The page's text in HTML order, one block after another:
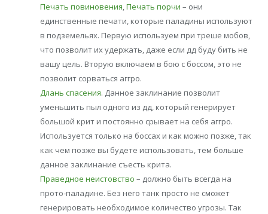
Печать повиновения Печать порчи – они
единственные печати, которые паладины используют
в подземельях. Первую используем при треше мобов,
что позволит их удержать, даже если дд буду бить не
вашу цель. Вторую включаем в бою с боссом, это не
позволит сорваться аггро.
Длань спасения. Данное заклинание позволит
уменьшить пыл одного из дд, который генерирует
большой крит и постоянно срывает на себя аггро.
Используется только на боссах и как можно позже, так
как чем позже вы будете использовать, тем больше
данное заклинание съесть крита.
Праведное неистовство – должно быть всегда на
прото-паладине. Без него танк просто не сможет
генерировать необходимое количество угрозы. Так